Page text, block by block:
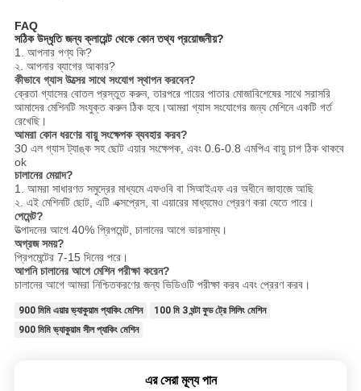
FAQ
সঠিক উদ্ধৃতি জন্য ক্লায়েন্ট থেকে কোন তথ্য প্রয়োজনীয়?
1. আপনার পণ্য কি?
২. আপনার ব্যাগের আকার?
কীভাবে গ্যাস উত্সের সাথে সংযোগ স্থাপন করবেন?
ক্রেতা গ্যাসের বোতল প্রস্তুত করুন, তারপরে পায়ের পাতার মোজাবিশেষের সাথে সরাসরি
আমাদের মেশিনটি সংযুক্ত করুন ঠিক হবে।আমরা গ্যাস সংযোগের জন্য মেশিনে একটি গর্ত
রেখেছি।
আমরা কোন ধরণের বায়ু সংক্ষেপক ব্যবহার করব?
30 এল গ্যাস ট্যাঙ্ক সহ ছোট এয়ার সংক্ষেপক, এবং 0.6-0.8 এমপিএ বায়ু চাপ ঠিক থাকবে
ok
চালানের মেয়াদ?
1. আমরা সাধারণত সমুদ্রের মাধ্যমে এফওবি বা সিআইএফ এর অধীনে জাহাজে আছি
২. এই মেশিনটি ছোট, এটি এক্সপ্রেস, বা এয়ারের মাধ্যমেও প্রেরণ করা যেতে পারে।
পেমেন্ট?
উত্পাদনের আগে 40% প্রিপমেন্ট, চালানের আগে ভারসাম্য।
অগ্রজ সময়?
প্রিপমেন্টের 7-15 দিনের পরে।
আপনি চালানের আগে মেশিন পরীক্ষা করেন?
চালানের আগে আমরা নিশ্চিতকরণের জন্য ভিডিওটি পরীক্ষা করব এবং প্রেরণ করব।
900 মিমি এয়ার ভ্যাকুয়াম প্যাকিং মেশিন
100 মি 3 ঘন্টা ফুড ট্রে সিলিং মেশিন
900 মিমি ভ্যাকুয়াম সীল প্যাকিং মেশিন
এর সেরা মূল্য পান